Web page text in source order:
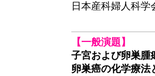
日本産科婦人科学
【一般演題】
子宮および卵巣腫
卵巣癌の化学療法